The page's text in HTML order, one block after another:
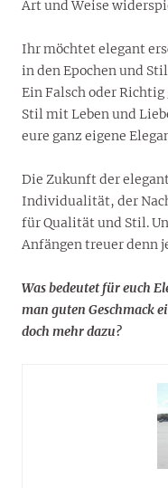
Art und Weise
Ihr möchtet elegant
in den Epochen und
Ein Falsch oder
Stil mit Leben und
eure ganz eigene
Die Zukunft der
Individualität, der
für Qualität und Stil.
Anfängen treuer denn
Was bedeutet für euch
man guten Geschmack
doch mehr dazu?